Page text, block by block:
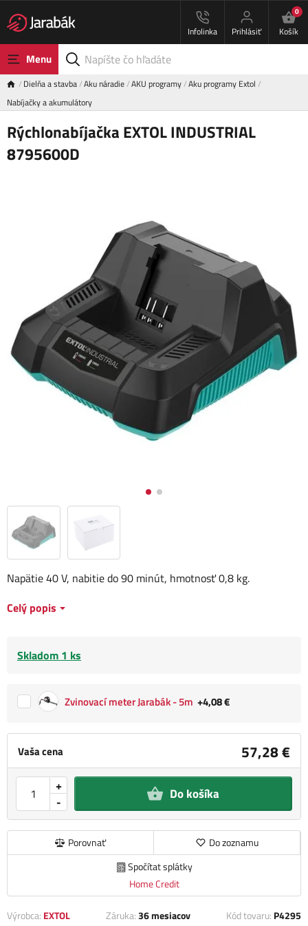
Infolinka Prihlásiť
0
Košík
Menu
Dielňa a stavba Aku náradie AKU programy Aku programy Extol
Nabíjačky a akumulátory
Rýchlonabíjačka EXTOL INDUSTRIAL
8795600D
Vaša cena 57,28 €
-
+ Do košíka
Porovnať
Do zoznamu
Spočítat splátky
Home Credit
Napätie 40 V, nabitie do 90 minút, hmotnosť 0,8 kg.
Celý popis
Skladom 1 ks
Zvinovací meter Jarabák - 5m +4,08 €
Výrobca: EXTOL
Záruka:36 mesiacov Kód tovaru: P4295